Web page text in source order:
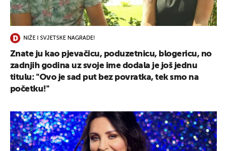
NIŽE I SVJETSKE NAGRADE!
Znate ju kao pjevačicu, poduzetnicu, blogericu, no
zadnjih godina uz svoje ime dodala je još jednu
titulu: ''Ovo je sad put bez povratka, tek smo na
početku!''